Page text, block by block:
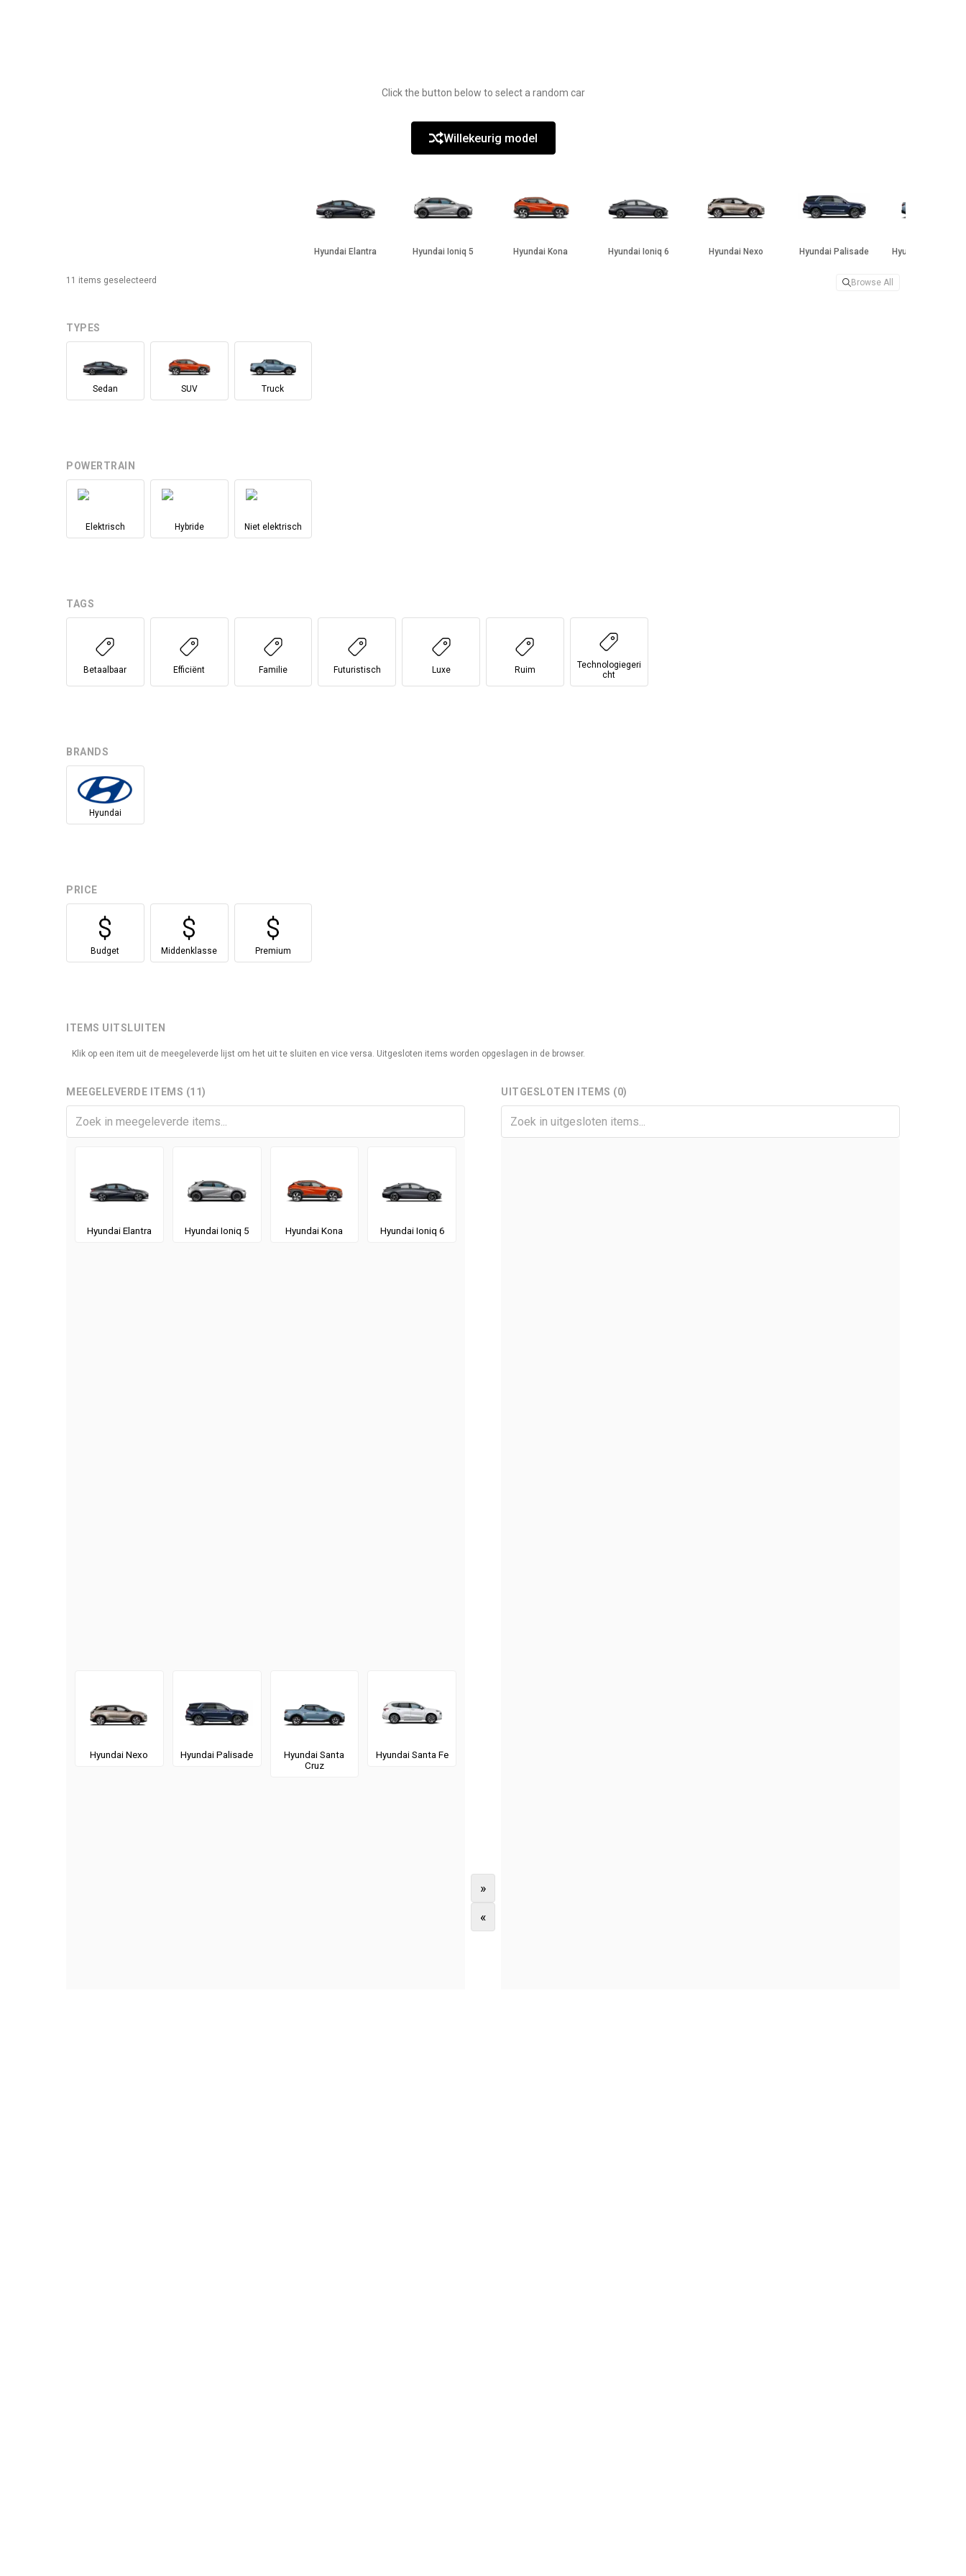
Click the button below to select a random car
Willekeurig model
Hyundai Elantra Hyundai Ioniq 5 Hyundai Kona Hyundai Ioniq 6 Hyundai Nexo Hyundai Palisade Hyundai Santa
11 items geselecteerd Browse All
TYPES
Sedan SUV Truck
POWERTRAIN
Elektrisch Hybride Niet elektrisch
TAGS
Betaalbaar Efficiënt Familie Futuristisch Luxe Ruim
Technologiegeri
cht
BRANDS
Hyundai
PRICE
Budget Middenklasse Premium
ITEMS UITSLUITEN
Klik op een item uit de meegeleverde lijst om het uit te sluiten en vice versa. Uitgesloten items worden opgeslagen in de browser.
MEEGELEVERDE ITEMS (11)
Hyundai Elantra Hyundai Ioniq 5 Hyundai Kona Hyundai Ioniq 6
Hyundai Nexo Hyundai Palisade
Hyundai Santa
Cruz
Hyundai Santa Fe
»
«
UITGESLOTEN ITEMS (0)